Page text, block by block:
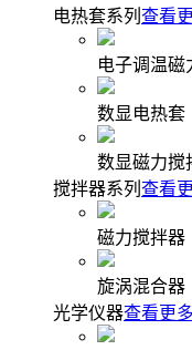
电热套系列 查看
电子调温磁
数显电热套
数显磁力搅
搅拌器系列 查看
磁力搅拌器
旋涡混合器
光学仪器查看更